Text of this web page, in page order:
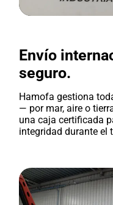
Envío
seguro.
Hamofa gestiona
— por mar, aire o
una caja certificada
integridad durante el